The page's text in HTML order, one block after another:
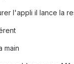
l'appli il lance la
main